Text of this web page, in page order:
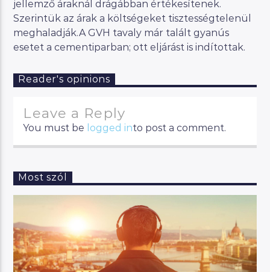
jellemző áraknál drágábban értékesítenek.
Szerintük az árak a költségeket tisztességtelenül
meghaladják.A GVH tavaly már talált gyanús
esetet a cementiparban; ott eljárást is indítottak.
Reader's opinions
Leave a Reply
You must be logged into post a comment.
Most szól